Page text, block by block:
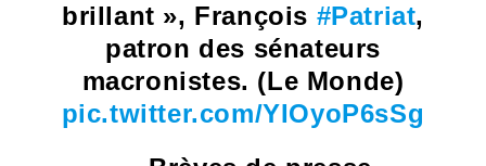
brillant », François #Patriat,
patron des sénateurs
macronistes. (Le Monde)
pic.twitter.com/YIOyoP6sSg